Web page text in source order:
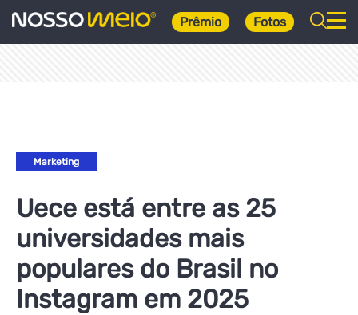
Prêmio Fotos
Marketing
Uece está entre as 25
universidades mais
populares do Brasil no
Instagram em 2025